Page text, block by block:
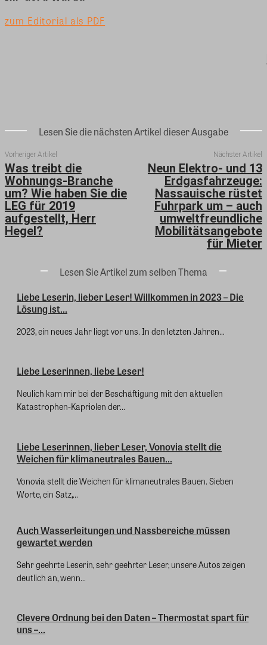
zum Editorial als PDF
Lesen Sie die nächsten Artikel dieser Ausgabe
Vorheriger Artikel
Was treibt die
Wohnungs-Branche
um? Wie haben Sie die
LEG für 2019
aufgestellt, Herr
Hegel?
Nächster Artikel
Neun Elektro- und 13
Erdgasfahrzeuge:
Nassauische rüstet
Fuhrpark um – auch
umweltfreundliche
Mobilitätsangebote
für Mieter
Lesen Sie Artikel zum selben Thema
Liebe Leserin, lieber Leser! Willkommen in 2023 – Die
Lösung ist...
2023, ein neues Jahr liegt vor uns. In den letzten Jahren...
Liebe Leserinnen, liebe Leser!
Neulich kam mir bei der Beschäftigung mit den aktuellen
Katastrophen-Kapriolen der...
Liebe Leserinnen, lieber Leser, Vonovia stellt die
Weichen für klimaneutrales Bauen...
Vonovia stellt die Weichen für klimaneutrales Bauen. Sieben
Worte, ein Satz,...
Auch Wasserleitungen und Nassbereiche müssen
gewartet werden
Sehr geehrte Leserin, sehr geehrter Leser, unsere Autos zeigen
deutlich an, wenn...
Clevere Ordnung bei den Daten – Thermostat spart für
uns –...